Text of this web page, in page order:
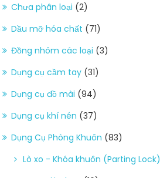
Chưa phân loại (2)
Dầu mỡ hóa chất (71)
Đồng nhôm các loại (3)
Dụng cụ cầm tay (31)
Dụng cụ đồ mài (94)
Dụng cụ khí nén (37)
Dụng Cụ Phòng Khuôn (83)
Lò xo - Khóa khuôn (Parting Lock)